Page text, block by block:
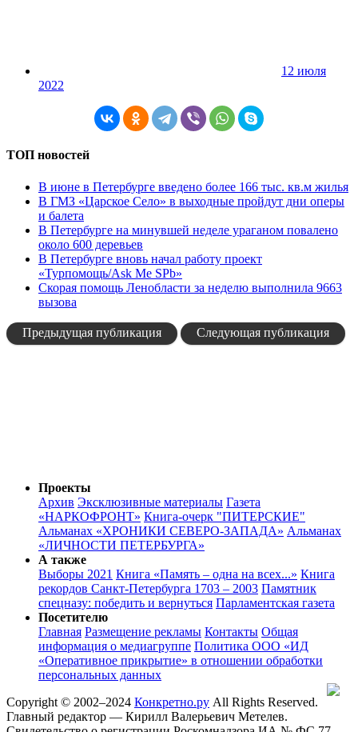
12 июля
2022
ТОП новостей
В июне в Петербурге введено более 166 тыс. кв.м жилья
В ГМЗ «Царское Село» в выходные пройдут дни оперы
и балета
В Петербурге на минувшей неделе ураганом повалено
около 600 деревьев
В Петербурге вновь начал работу проект
«Турпомощь/Ask Me SPb»
Скорая помощь Ленобласти за неделю выполнила 9663
вызова
Предыдущая публикация Следующая публикация
Проекты
Архив Эксклюзивные материалы Газета
«НАРКОФРОНТ» Книга-очерк "ПИТЕРСКИЕ"
Альманах «ХРОНИКИ СЕВЕРО-ЗАПАДА» Альманах
«ЛИЧНОСТИ ПЕТЕРБУРГА»
А также
Выборы 2021 Книга «Память – одна на всех...» Книга
рекордов Санкт-Петербурга 1703 – 2003 Памятник
спецназу: победить и вернуться Парламентская газета
Посетителю
Главная Размещение рекламы Контакты Общая
информация о медиагруппе Политика ООО «ИД
«Оперативное прикрытие» в отношении обработки
персональных данных
Copyright © 2002–2024 Конкретно.ру All Rights Reserved.
Главный редактор — Кирилл Валерьевич Метелев.